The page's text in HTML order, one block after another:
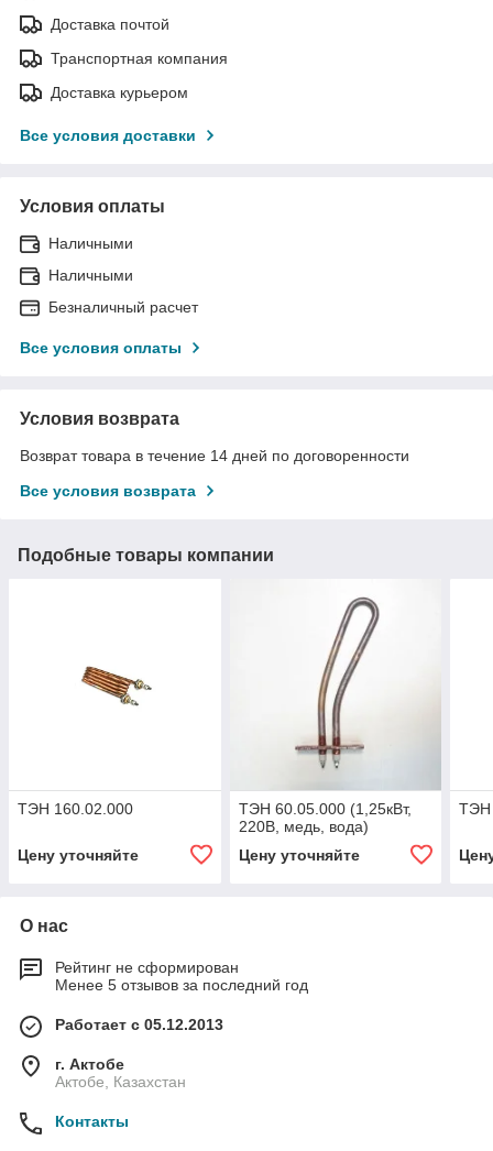
Доставка почтой
Транспортная компания
Доставка курьером
Все условия доставки
Условия оплаты
Наличными
Наличными
Безналичный расчет
Все условия оплаты
Условия возврата
Возврат товара в течение 14 дней по договоренности
Все условия возврата
Подобные товары компании
ТЭН 160.02.000
Цену уточняйте
ТЭН 60.05.000 (1,25кВт,
220В, медь, вода)
Цену уточняйте
ТЭН
О нас
Рейтинг не сформирован
Менее 5 отзывов за последний год
Работает с 05.12.2013
г. Актобе
Актобе, Казахстан
Контакты